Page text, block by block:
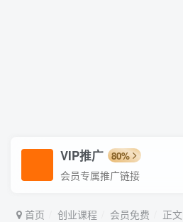
VIP推广 80%
会员专属推广链接
首页 创业课程 会员免费 正文